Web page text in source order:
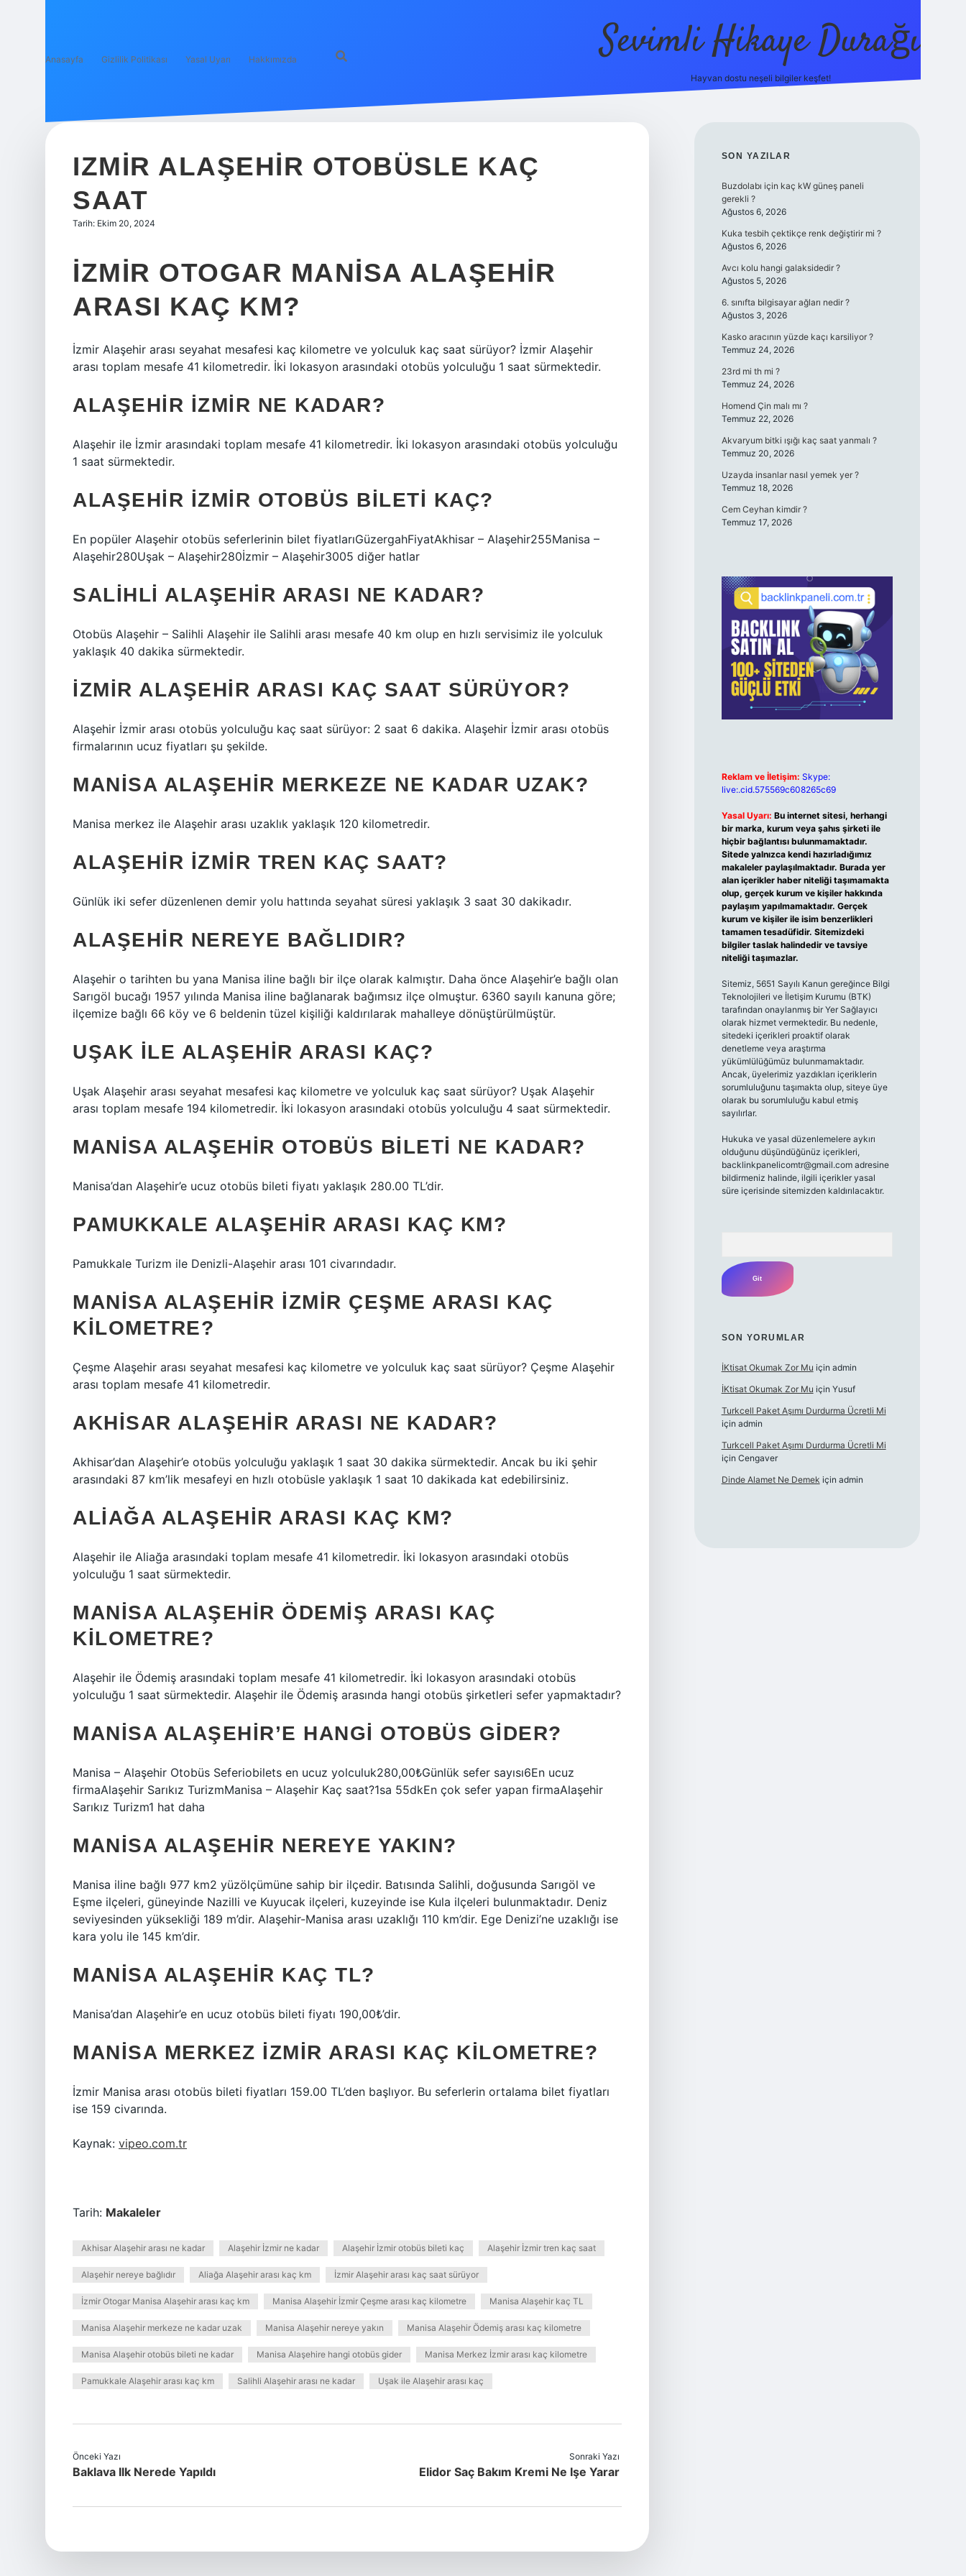
Anasayfa Gizlilik Politikası Yasal Uyarı Hakkımızda Sevimli Hikaye Durağı
Hayvan dostu neşeli bilgiler keşfet!
IZMIR ALAŞEHIR OTOBÜSLE KAÇ
SAAT
Tarih: Ekim 20, 2024
İZMIR OTOGAR MANISA ALAŞEHIR
ARASI KAÇ KM?
İzmir Alaşehir arası seyahat mesafesi kaç kilometre ve yolculuk kaç saat sürüyor? İzmir Alaşehir
arası toplam mesafe 41 kilometredir. İki lokasyon arasındaki otobüs yolculuğu 1 saat sürmektedir.
ALAŞEHIR İZMIR NE KADAR?
Alaşehir ile İzmir arasındaki toplam mesafe 41 kilometredir. İki lokasyon arasındaki otobüs yolculuğu
1 saat sürmektedir.
ALAŞEHIR İZMIR OTOBÜS BILETI KAÇ?
En popüler Alaşehir otobüs seferlerinin bilet fiyatlarıGüzergahFiyatAkhisar – Alaşehir255Manisa –
Alaşehir280Uşak – Alaşehir280İzmir – Alaşehir3005 diğer hatlar
SALIHLI ALAŞEHIR ARASI NE KADAR?
Otobüs Alaşehir – Salihli Alaşehir ile Salihli arası mesafe 40 km olup en hızlı servisimiz ile yolculuk
yaklaşık 40 dakika sürmektedir.
İZMIR ALAŞEHIR ARASI KAÇ SAAT SÜRÜYOR?
Alaşehir İzmir arası otobüs yolculuğu kaç saat sürüyor: 2 saat 6 dakika. Alaşehir İzmir arası otobüs
firmalarının ucuz fiyatları şu şekilde.
MANISA ALAŞEHIR MERKEZE NE KADAR UZAK?
Manisa merkez ile Alaşehir arası uzaklık yaklaşık 120 kilometredir.
ALAŞEHIR İZMIR TREN KAÇ SAAT?
Günlük iki sefer düzenlenen demir yolu hattında seyahat süresi yaklaşık 3 saat 30 dakikadır.
ALAŞEHIR NEREYE BAĞLIDIR?
Alaşehir o tarihten bu yana Manisa iline bağlı bir ilçe olarak kalmıştır. Daha önce Alaşehir’e bağlı olan
Sarıgöl bucağı 1957 yılında Manisa iline bağlanarak bağımsız ilçe olmuştur. 6360 sayılı kanuna göre;
ilçemize bağlı 66 köy ve 6 beldenin tüzel kişiliği kaldırılarak mahalleye dönüştürülmüştür.
UŞAK ILE ALAŞEHIR ARASI KAÇ?
Uşak Alaşehir arası seyahat mesafesi kaç kilometre ve yolculuk kaç saat sürüyor? Uşak Alaşehir
arası toplam mesafe 194 kilometredir. İki lokasyon arasındaki otobüs yolculuğu 4 saat sürmektedir.
MANISA ALAŞEHIR OTOBÜS BILETI NE KADAR?
Manisa’dan Alaşehir’e ucuz otobüs bileti fiyatı yaklaşık 280.00 TL’dir.
PAMUKKALE ALAŞEHIR ARASI KAÇ KM?
Pamukkale Turizm ile Denizli-Alaşehir arası 101 civarındadır.
MANISA ALAŞEHIR İZMIR ÇEŞME ARASI KAÇ
KILOMETRE?
Çeşme Alaşehir arası seyahat mesafesi kaç kilometre ve yolculuk kaç saat sürüyor? Çeşme Alaşehir
arası toplam mesafe 41 kilometredir.
AKHISAR ALAŞEHIR ARASI NE KADAR?
Akhisar’dan Alaşehir’e otobüs yolculuğu yaklaşık 1 saat 30 dakika sürmektedir. Ancak bu iki şehir
arasındaki 87 km’lik mesafeyi en hızlı otobüsle yaklaşık 1 saat 10 dakikada kat edebilirsiniz.
ALIAĞA ALAŞEHIR ARASI KAÇ KM?
Alaşehir ile Aliağa arasındaki toplam mesafe 41 kilometredir. İki lokasyon arasındaki otobüs
yolculuğu 1 saat sürmektedir.
MANISA ALAŞEHIR ÖDEMIŞ ARASI KAÇ
KILOMETRE?
Alaşehir ile Ödemiş arasındaki toplam mesafe 41 kilometredir. İki lokasyon arasındaki otobüs
yolculuğu 1 saat sürmektedir. Alaşehir ile Ödemiş arasında hangi otobüs şirketleri sefer yapmaktadır?
MANISA ALAŞEHIR’E HANGI OTOBÜS GIDER?
Manisa – Alaşehir Otobüs Seferiobilets en ucuz yolculuk280,00₺Günlük sefer sayısı6En ucuz
firmaAlaşehir Sarıkız TurizmManisa – Alaşehir Kaç saat?1sa 55dkEn çok sefer yapan firmaAlaşehir
Sarıkız Turizm1 hat daha
MANISA ALAŞEHIR NEREYE YAKIN?
Manisa iline bağlı 977 km2 yüzölçümüne sahip bir ilçedir. Batısında Salihli, doğusunda Sarıgöl ve
Eşme ilçeleri, güneyinde Nazilli ve Kuyucak ilçeleri, kuzeyinde ise Kula ilçeleri bulunmaktadır. Deniz
seviyesinden yüksekliği 189 m’dir. Alaşehir-Manisa arası uzaklığı 110 km’dir. Ege Denizi’ne uzaklığı ise
kara yolu ile 145 km’dir.
MANISA ALAŞEHIR KAÇ TL?
Manisa’dan Alaşehir’e en ucuz otobüs bileti fiyatı 190,00₺’dir.
MANISA MERKEZ İZMIR ARASI KAÇ KILOMETRE?
İzmir Manisa arası otobüs bileti fiyatları 159.00 TL’den başlıyor. Bu seferlerin ortalama bilet fiyatları
ise 159 civarında.
Kaynak: vipeo.com.tr
Tarih: Makaleler
Akhisar Alaşehir arası ne kadar Alaşehir İzmir ne kadar Alaşehir İzmir otobüs bileti kaç Alaşehir İzmir tren kaç saat
Alaşehir nereye bağlıdır Aliağa Alaşehir arası kaç km İzmir Alaşehir arası kaç saat sürüyor
İzmir Otogar Manisa Alaşehir arası kaç km Manisa Alaşehir İzmir Çeşme arası kaç kilometre Manisa Alaşehir kaç TL
Manisa Alaşehir merkeze ne kadar uzak Manisa Alaşehir nereye yakın Manisa Alaşehir Ödemiş arası kaç kilometre
Manisa Alaşehir otobüs bileti ne kadar Manisa Alaşehire hangi otobüs gider Manisa Merkez İzmir arası kaç kilometre
Pamukkale Alaşehir arası kaç km Salihli Alaşehir arası ne kadar Uşak ile Alaşehir arası kaç
Önceki Yazı
Baklava Ilk Nerede Yapıldı
Sonraki Yazı
Elidor Saç Bakım Kremi Ne Işe Yarar
SIDEBAR
SON YAZILAR
Buzdolabı için kaç kW güneş paneli
gerekli ?
Ağustos 6, 2026
Kuka tesbih çektikçe renk değiştirir mi ?
Ağustos 6, 2026
Avcı kolu hangi galaksidedir ?
Ağustos 5, 2026
6. sınıfta bilgisayar ağları nedir ?
Ağustos 3, 2026
Kasko aracının yüzde kaçı karsiliyor ?
Temmuz 24, 2026
23rd mi th mi ?
Temmuz 24, 2026
Homend Çin malı mı ?
Temmuz 22, 2026
Akvaryum bitki ışığı kaç saat yanmalı ?
Temmuz 20, 2026
Uzayda insanlar nasıl yemek yer ?
Temmuz 18, 2026
Cem Ceyhan kimdir ?
Temmuz 17, 2026
Reklam ve İletişim: Skype:
live:.cid.575569c608265c69
Yasal Uyarı: Bu internet sitesi, herhangi
bir marka, kurum veya şahıs şirketi ile
hiçbir bağlantısı bulunmamaktadır.
Sitede yalnızca kendi hazırladığımız
makaleler paylaşılmaktadır. Burada yer
alan içerikler haber niteliği taşımamakta
olup, gerçek kurum ve kişiler hakkında
paylaşım yapılmamaktadır. Gerçek
kurum ve kişiler ile isim benzerlikleri
tamamen tesadüfidir. Sitemizdeki
bilgiler taslak halindedir ve tavsiye
niteliği taşımazlar.
Sitemiz, 5651 Sayılı Kanun gereğince Bilgi
Teknolojileri ve İletişim Kurumu (BTK)
tarafından onaylanmış bir Yer Sağlayıcı
olarak hizmet vermektedir. Bu nedenle,
sitedeki içerikleri proaktif olarak
denetleme veya araştırma
yükümlülüğümüz bulunmamaktadır.
Ancak, üyelerimiz yazdıkları içeriklerin
sorumluluğunu taşımakta olup, siteye üye
olarak bu sorumluluğu kabul etmiş
sayılırlar.
Hukuka ve yasal düzenlemelere aykırı
olduğunu düşündüğünüz içerikleri,
backlinkpanelicomtr@gmail.comadresine
bildirmeniz halinde, ilgili içerikler yasal
süre içerisinde sitemizden kaldırılacaktır.
SON YORUMLAR
İKtisat Okumak Zor Mu için admin
İKtisat Okumak Zor Mu için Yusuf
Turkcell Paket Aşımı Durdurma Ücretli Mi
için admin
Turkcell Paket Aşımı Durdurma Ücretli Mi
için Cengaver
Dinde Alamet Ne Demek için admin